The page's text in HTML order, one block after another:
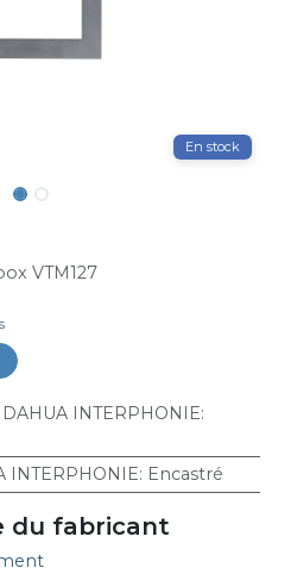
En stock
VTM127
DAHUA INTERPHONIE:
INTERPHONIE: Encastré
du fabricant